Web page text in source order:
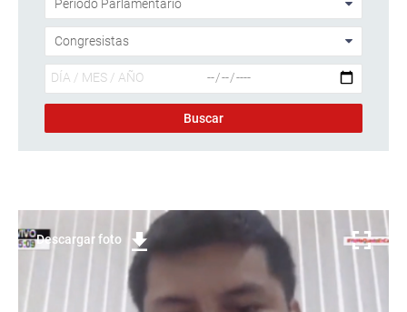
Descargar foto